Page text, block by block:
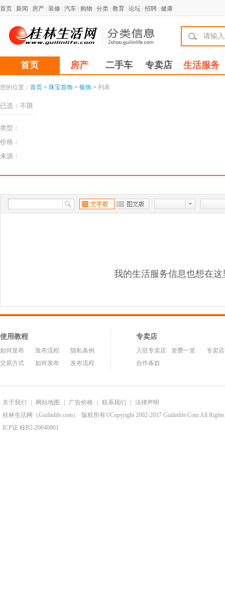
首页 新闻 房产 装修 汽车 购物 分类 教育 论坛 招聘 健康
首页 房产 二手车 专卖店 生活服务
您的位置： 首页 > 珠宝首饰 > 银饰 > 列表
已选： 不限
类型：
价格：
来源：
我的生活服务信息也想在这
使用教程
如何发布 发布流程
隐私条例
交易方式
如何发布 发布流程
专卖店
入驻专卖店 资费一览
专卖
合作条款
关于我们 网站地图 广告价格 联系我们
法律声明
桂林生活网（Guilinlife.com）
版权所有©Copyright 2002-2017 Guilinlife.Com All Rights
ICP证 桂B2-20040001